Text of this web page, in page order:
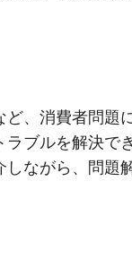
、消費者問題
ブルを解決で
ながら、問題